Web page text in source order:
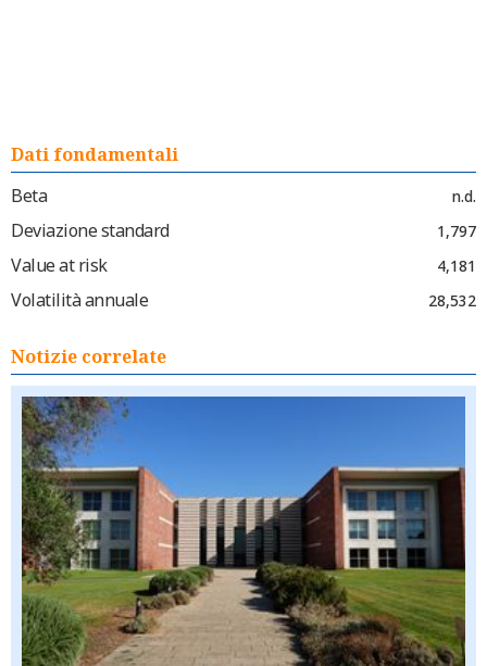
Dati fondamentali
Beta
n.d.
Deviazione standard 1,797
Value at risk 4,181
Volatilità annuale 28,532
Notizie correlate